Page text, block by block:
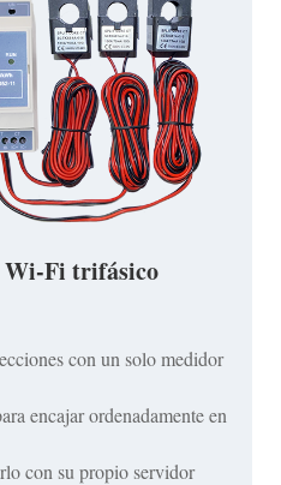
Wi-Fi trifásico
con un solo medidor
encajar ordenadamente en
con su propio servidor